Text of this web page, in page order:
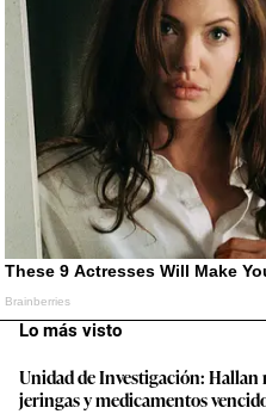
Lo más visto
Unidad de Investigación: Hallan
jeringas y medicamentos